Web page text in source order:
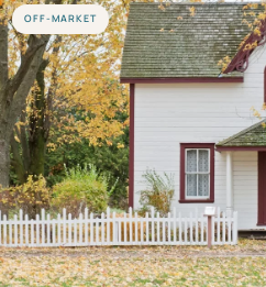
OFF-MARKET